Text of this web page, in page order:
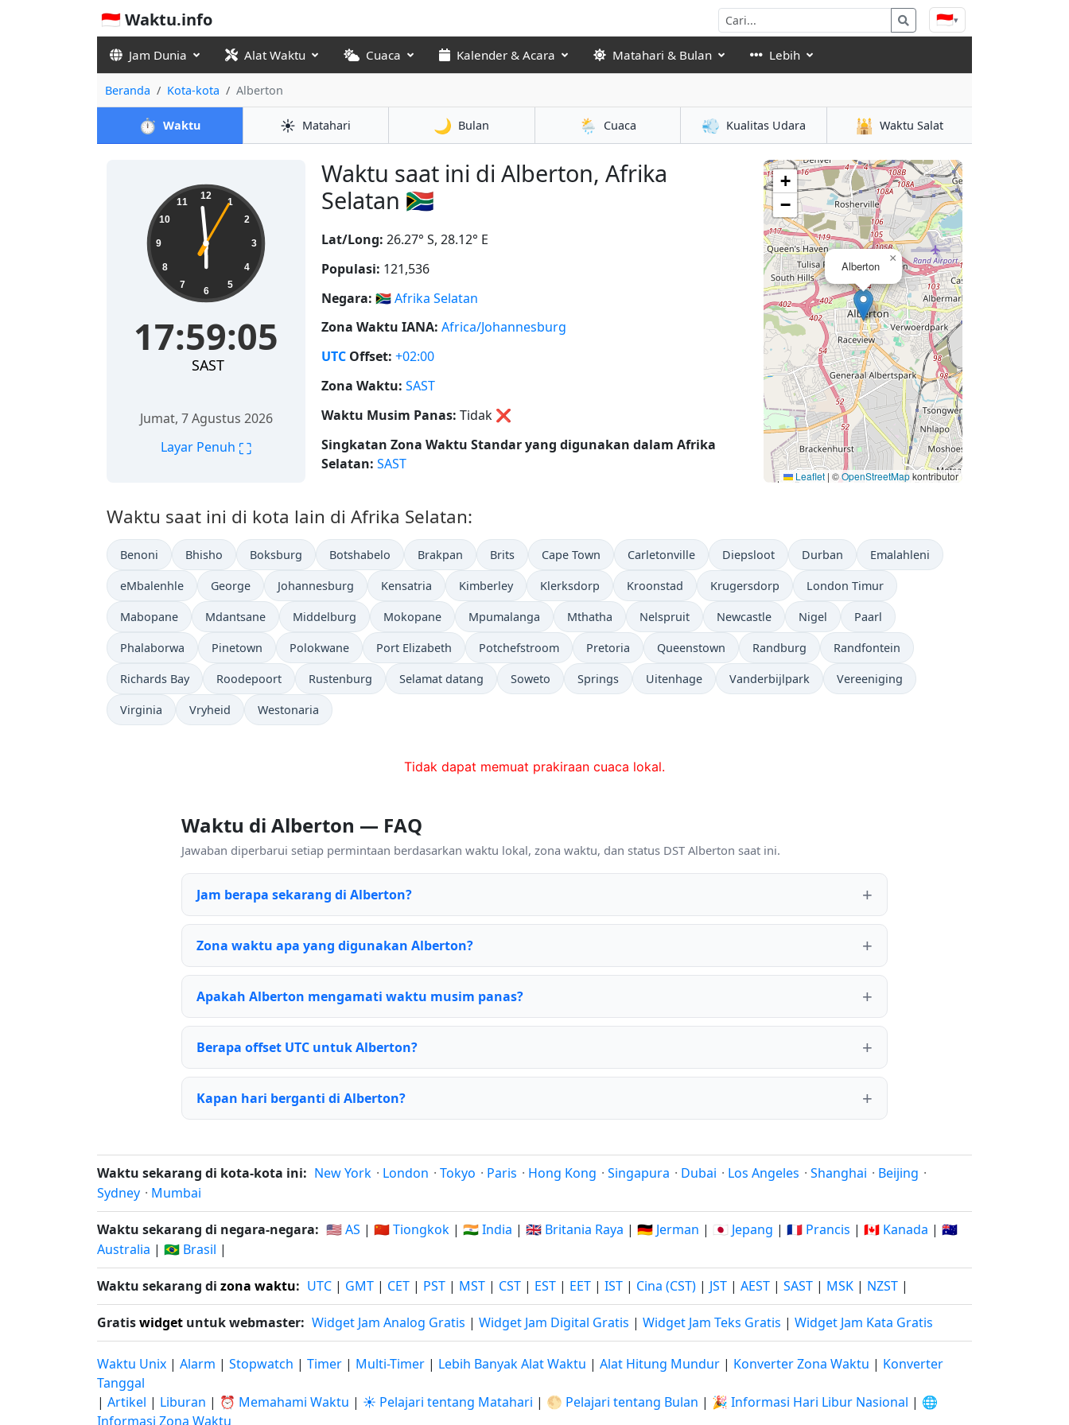
🇮🇩 Waktu.info 🇮🇩▾
Jam Dunia Alat Waktu Cuaca Kalender & Acara Matahari & Bulan Lebih
Beranda Kota-kota Alberton
⏱️ Waktu ☀️ Matahari 🌙 Bulan 🌦️ Cuaca 💨 Kualitas Udara 🕌 Waktu Salat
Waktu saat ini di Alberton, Afrika
Selatan 🇿🇦
17:59:06 12
1
2
3
4
5
6
7
8
9
10
11
17:59:06
SAST
Jumat, 7 Agustus 2026
Layar Penuh ⛶
Lat/Long: 26.27° S, 28.12° E
Populasi: 121,536
Negara: 🇿🇦Afrika Selatan
Zona Waktu IANA: Africa/Johannesburg
UTC Offset: +02:00
Zona Waktu: SAST
Waktu Musim Panas: Tidak ❌
Singkatan Zona Waktu Standar yang digunakan dalam Afrika
Selatan: SAST
Alberton
×
+
−
Leaflet | ©OpenStreetMapkontributor
Waktu saat ini di kota lain di Afrika Selatan:
Benoni Bhisho Boksburg Botshabelo Brakpan Brits Cape Town Carletonville Diepsloot Durban Emalahleni
eMbalenhle George Johannesburg Kensatria Kimberley Klerksdorp Kroonstad Krugersdorp London Timur
Mabopane Mdantsane Middelburg Mokopane Mpumalanga Mthatha Nelspruit Newcastle Nigel Paarl
Phalaborwa Pinetown Polokwane Port Elizabeth Potchefstroom Pretoria Queenstown Randburg Randfontein
Richards Bay Roodepoort Rustenburg Selamat datang Soweto Springs Uitenhage Vanderbijlpark Vereeniging
Virginia Vryheid Westonaria
Tidak dapat memuat prakiraan cuaca lokal.
Waktu di Alberton — FAQ
Jawaban diperbarui setiap permintaan berdasarkan waktu lokal, zona waktu, dan status DST Alberton saat ini.
Jam berapa sekarang di Alberton?
Zona waktu apa yang digunakan Alberton?
Apakah Alberton mengamati waktu musim panas?
Berapa offset UTC untuk Alberton?
Kapan hari berganti di Alberton?
Waktu sekarang di kota-kota ini: New York · London · Tokyo · Paris · Hong Kong · Singapura · Dubai · Los Angeles · Shanghai · Beijing ·
Sydney · Mumbai
Waktu sekarang di negara-negara: 🇺🇸 AS | 🇨🇳 Tiongkok | 🇮🇳 India | 🇬🇧 Britania Raya | 🇩🇪 Jerman | 🇯🇵 Jepang | 🇫🇷 Prancis | 🇨🇦 Kanada | 🇦🇺
Australia | 🇧🇷 Brasil |
Waktu sekarang di zona waktu: UTC | GMT | CET | PST | MST | CST | EST | EET | IST | Cina (CST) | JST | AEST | SAST | MSK | NZST |
Gratiswidget untuk webmaster: Widget Jam Analog Gratis | Widget Jam Digital Gratis | Widget Jam Teks Gratis | Widget Jam Kata Gratis
Waktu Unix | Alarm | Stopwatch | Timer | Multi-Timer | Lebih Banyak Alat Waktu | Alat Hitung Mundur | Konverter Zona Waktu | Konverter
Tanggal
| Artikel | Liburan | ⏰ Memahami Waktu | ☀️ Pelajari tentang Matahari | 🌕 Pelajari tentang Bulan | 🎉 Informasi Hari Libur Nasional | 🌐
Informasi Zona Waktu